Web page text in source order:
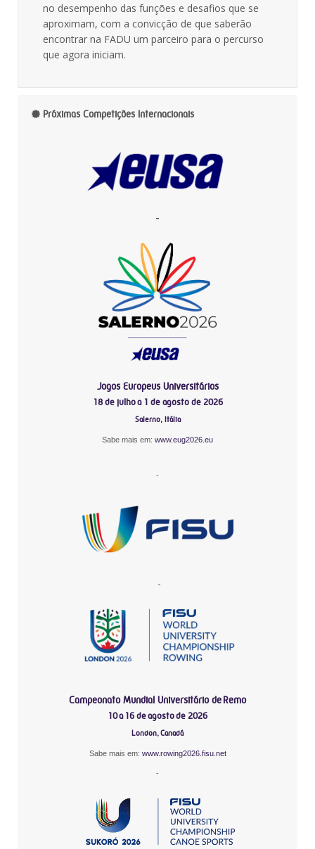
no desempenho das funções e desafios que se
aproximam, com a convicção de que saberão
encontrar na FADU um parceiro para o percurso
que agora iniciam.
Próximas Competições Internacionais
-
Jogos Europeus Universitários
18 de julho a 1 de agosto de 2026
Salerno, Itália
Sabe mais em: www.eug2026.eu
-
-
Campeonato Mundial Universitário de Remo
10 a 16 de agosto de 2026
London, Canadá
Sabe mais em: www.rowing2026.fisu.net
-